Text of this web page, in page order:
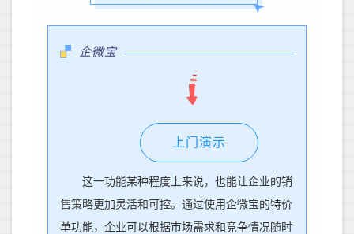
企微宝
上门演示
这一功能某种程度上来说，也能让企业的销
售策略更加灵活和可控。通过使用企微宝的特价
单功能，企业可以根据市场需求和竞争情况随时